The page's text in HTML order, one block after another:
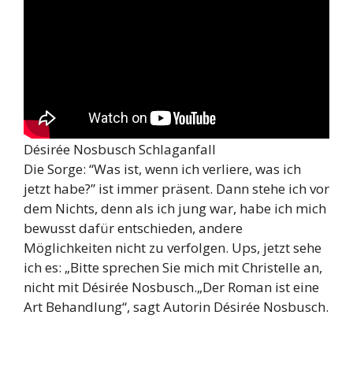
Désirée Nosbusch Schlaganfall
Die Sorge: “Was ist, wenn ich verliere, was ich
jetzt habe?” ist immer präsent. Dann stehe ich vor
dem Nichts, denn als ich jung war, habe ich mich
bewusst dafür entschieden, andere
Möglichkeiten nicht zu verfolgen. Ups, jetzt sehe
ich es: „Bitte sprechen Sie mich mit Christelle an,
nicht mit Désirée Nosbusch.„Der Roman ist eine
Art Behandlung“, sagt Autorin Désirée Nosbusch.